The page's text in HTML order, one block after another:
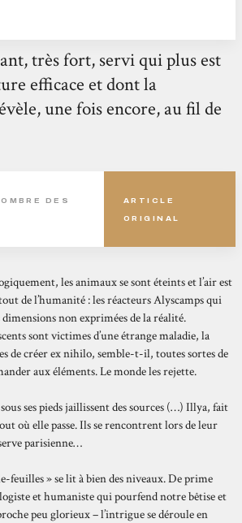
très fort, servi qui plus est
efficace et dont la
une fois encore, au fil de
DES
ARTICLE
ORIGINAL
les animaux se sont éteints et l’air est
de l’humanité : les réacteurs Alyscamps qui
dimensions non exprimées de la réalité.
sont victimes d’une étrange maladie, la
de créer ex nihilo, semble-t-il, toutes sortes de
aux éléments. Le monde les rejette.
ses pieds jaillissent des sources (…) Illya, fait
où elle passe. Ils se rencontrent lors de leur
parisienne…
feuilles » se lit à bien des niveaux. De prime
et humaniste qui pourfend notre bêtise et
peu glorieux – l’intrigue se déroule en